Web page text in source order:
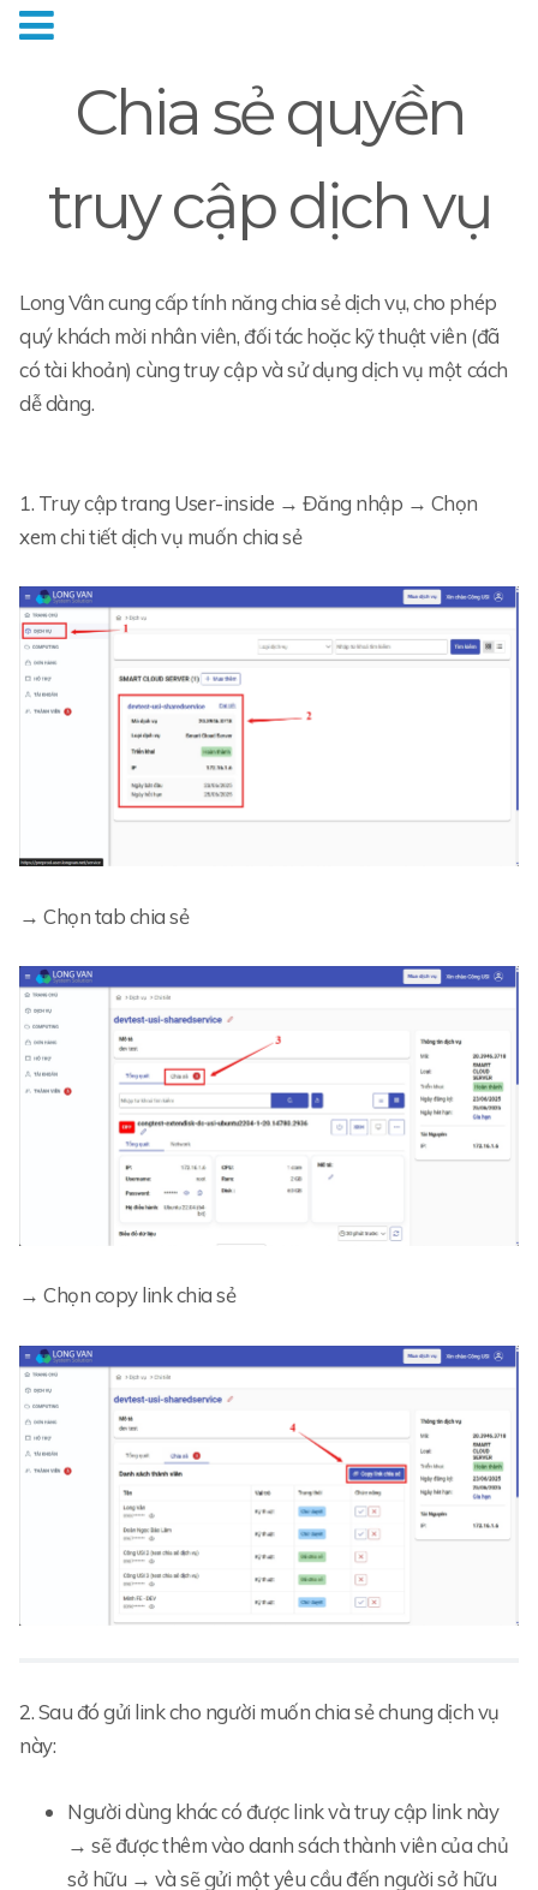
Chia sẻ quyền
truy cập dịch vụ
Long Vân cung cấp tính năng chia sẻ dịch vụ, cho phép
quý khách mời nhân viên, đối tác hoặc kỹ thuật viên (đã
có tài khoản) cùng truy cập và sử dụng dịch vụ một cách
dễ dàng.
1. Truy cập trang User-inside → Đăng nhập → Chọn
xem chi tiết dịch vụ muốn chia sẻ
→ Chọn tab chia sẻ
→ Chọn copy link chia sẻ
2. Sau đó gửi link cho người muốn chia sẻ chung dịch vụ
này:
Người dùng khác có được link và truy cập link này
→ sẽ được thêm vào danh sách thành viên của chủ
sở hữu → và sẽ gửi một yêu cầu đến người sở hữu